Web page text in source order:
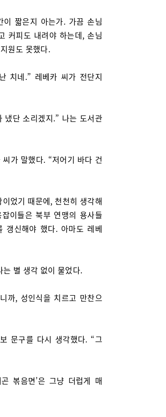
이 짧은지 아는가. 가끔 손님
커피도 내려야 하는데, 손님
원도 못했다.
치네.” 레베카 씨가 전단지
냈단 소리겠지.” 나는 도서관
가 말했다. “저어기 바다 건
었기 때문에, 천천히 생각해
이들은 북부 연맹의 용사들
갱신해야 했다. 아마도 레베
는 별 생각 없이 물었다.
까, 성인식을 치르고 만찬으
문구를 다시 생각했다. “그
볶음면’은 그냥 더럽게 매